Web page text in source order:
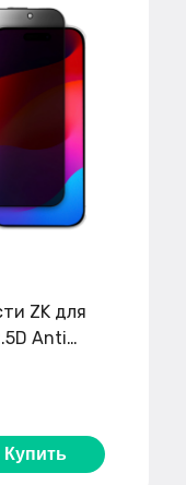
ZK для
Anti
Купить